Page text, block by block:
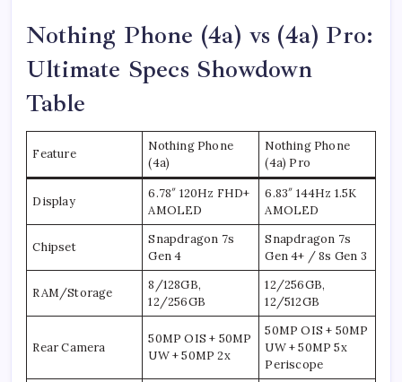
Nothing Phone (4a) vs (4a) Pro:
Ultimate Specs Showdown
Table
Feature
Nothing Phone
(4a)
Nothing Phone
(4a) Pro
Display
6.78″ 120Hz FHD+
AMOLED
6.83″ 144Hz 1.5K
AMOLED
Chipset
Snapdragon 7s
Gen 4
Snapdragon 7s
Gen 4+ / 8s Gen 3
RAM/Storage
8/128GB,
12/256GB
12/256GB,
12/512GB
Rear Camera
50MP OIS + 50MP
UW + 50MP 2x
50MP OIS + 50MP
UW + 50MP 5x
Periscope